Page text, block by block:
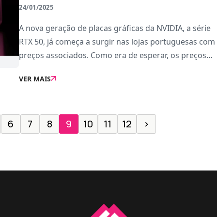
24/01/2025
A nova geração de placas gráficas da NVIDIA, a série
RTX 50, já começa a surgir nas lojas portuguesas com
preços associados. Como era de esperar, os preços
opções de topo dentro da nova arq
VER MAIS
6 7 8 9 10 11 12 ›